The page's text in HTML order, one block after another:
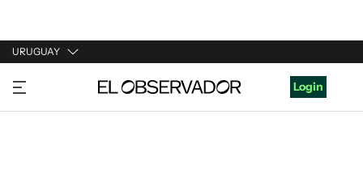
URUGUAY
URUGUAY
ARGENTINA
Login